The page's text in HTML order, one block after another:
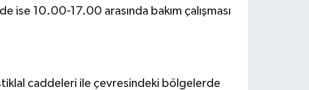
ise 10.00-17.00 arasında bakım çalışması
caddeleri ile çevresindeki bölgelerde